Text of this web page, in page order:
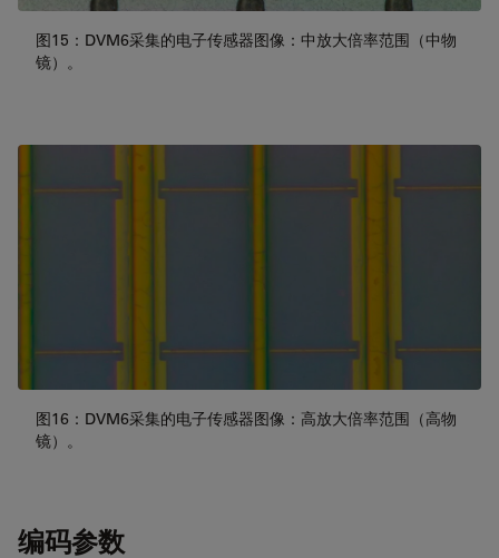
图15：DVM6采集的电子传感器图像：中放大倍率范围（中物
镜）。
图16：DVM6采集的电子传感器图像：高放大倍率范围（高物
镜）。
编码参数